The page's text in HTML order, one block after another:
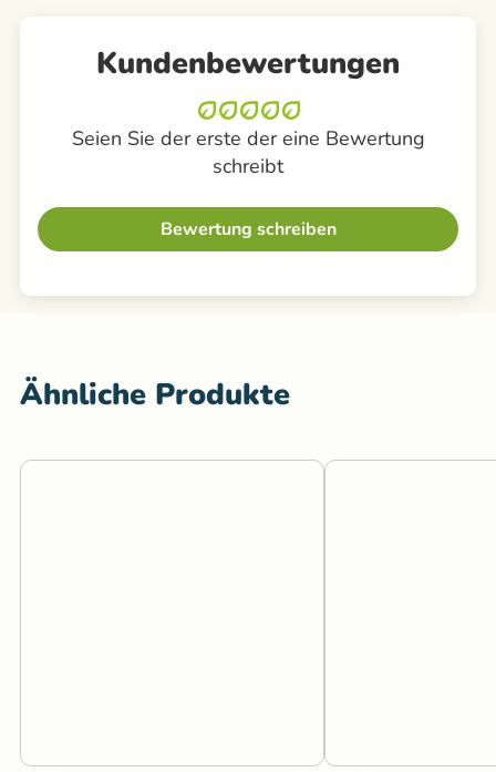
Kundenbewertungen
Seien Sie der erste der eine Bewertung
schreibt
Bewertung schreiben
Ähnliche Produkte